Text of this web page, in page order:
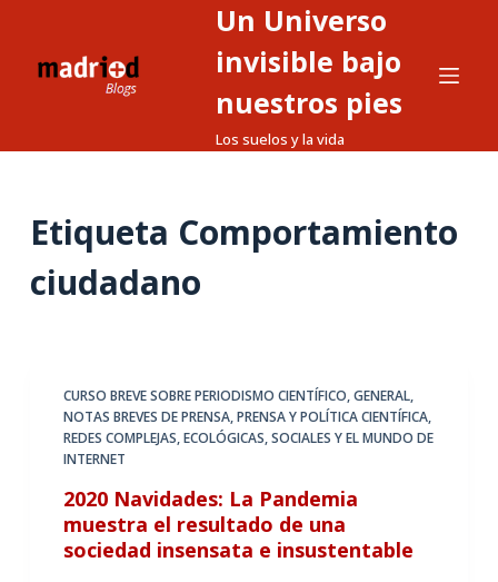
o
Un Universo
invisible bajo
nuestros pies
Los suelos y la vida
Etiqueta Comportamiento
ciudadano
CURSO BREVE SOBRE PERIODISMO CIENTÍFICO,GENERAL,
NOTAS BREVES DE PRENSA,PRENSA Y POLÍTICA CIENTÍFICA,
REDES COMPLEJAS, ECOLÓGICAS, SOCIALES Y EL MUNDO DE
INTERNET
2020 Navidades: La Pandemia
muestra el resultado de una
sociedad insensata e insustentable